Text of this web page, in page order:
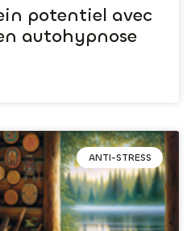
potentiel avec
autohypnose
ANTI-STRESS